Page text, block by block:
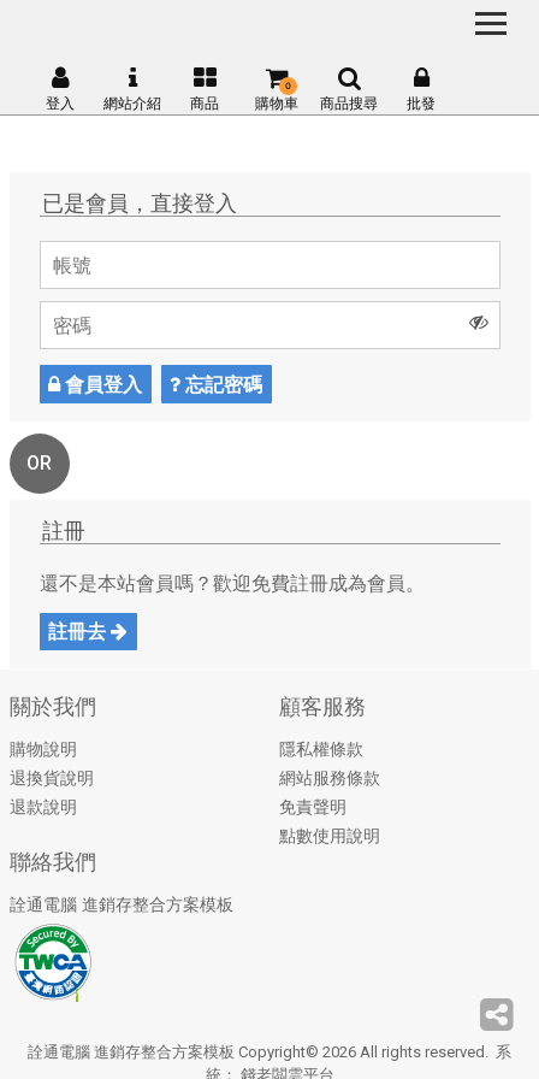
登入 網站介紹 商品 購物車
0
商品搜尋 批發
已是會員，直接登入
會員登入 忘記密碼
OR
註冊
還不是本站會員嗎？歡迎免費註冊成為會員。
註冊去
關於我們
購物說明
退換貨說明
退款說明
顧客服務
隱私權條款
網站服務條款
免責聲明
點數使用說明
聯絡我們
詮通電腦 進銷存整合方案模板
詮通電腦 進銷存整合方案模板 Copyright© 2026 All rights reserved. 系
統： 錢老闆雲平台